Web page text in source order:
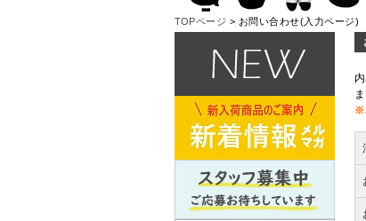
TOPページ > お問い合わせ(入力ページ)
※